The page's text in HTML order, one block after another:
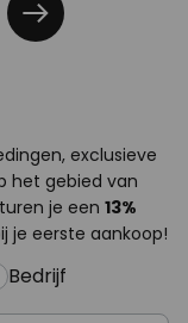
Volgende
exclusieve
het gebied van
je een 13%
je eerste aankoop!
Bedrijf